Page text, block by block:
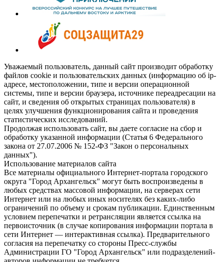
Уважаемый пользователь, данный сайт производит обработку
файлов cookie и пользовательских данных (информацию об ip-
адресе, местоположении, типе и версии операционной
системы, типе и версии браузера, источнике переадресации на
сайт, и сведения об открытых страницах пользователя) в
целях улучшения функционирования сайта и проведения
статистических исследований.
Продолжая использовать сайт, вы даете согласие на сбор и
обработку указанной информации (Статья 6 Федерального
закона от 27.07.2006 № 152-ФЗ "Закон о персональных
данных").
Использование материалов сайта
Все материалы официального Интернет-портала городского
округа "Город Архангельск" могут быть воспроизведены в
любых средствах массовой информации, на серверах сети
Интернет или на любых иных носителях без каких-либо
ограничений по объему и срокам публикации. Единственным
условием перепечатки и ретрансляции является ссылка на
первоисточник (в случае копирования информации портала в
сети Интернет — интерактивная ссылка). Предварительного
согласия на перепечатку со стороны Пресс-службы
Администрации ГО "Город Архангельск" или подразделений-